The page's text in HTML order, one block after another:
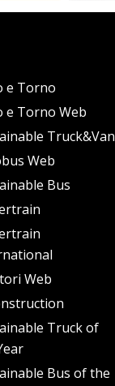
e Torno
e Torno Web
Truck&Van
Web
Bus
Web
Truck of
Bus of the